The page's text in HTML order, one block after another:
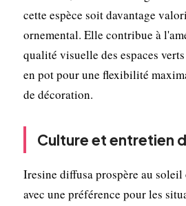
cette espèce soit davantage
ornemental. Elle contribue à
qualité visuelle des espaces
en pot pour une flexibilité
de décoration.
Culture et entretien
Iresine diffusa prospère au
avec une préférence pour les